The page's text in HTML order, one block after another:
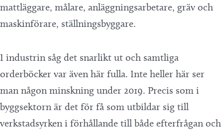
mattläggare, målare, anläggningsarbetare, gräv och
maskinförare, ställningsbyggare.
I industrin såg det snarlikt ut och samtliga
orderböcker var även här fulla. Inte heller här ser
man någon minskning under 2019. Precis som i
byggsektorn är det för få som utbildar sig till
verkstadsyrken i förhållande till både efterfrågan och